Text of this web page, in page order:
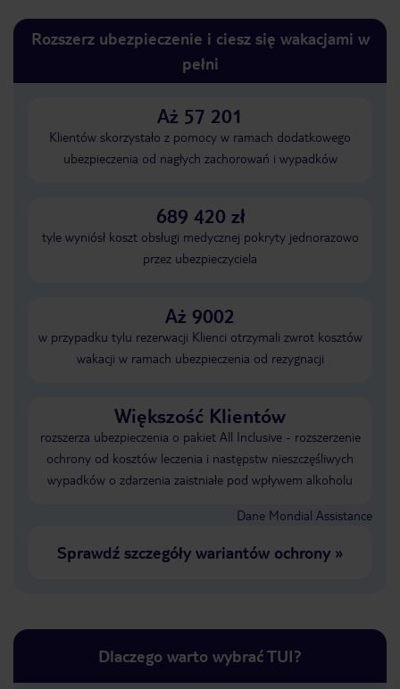
Rozszerz ubezpieczenie i ciesz się wakacjami w
pełni
Aż 57 201
Klientów skorzystało z pomocy w ramach dodatkowego
ubezpieczenia od nagłych zachorowań i wypadków
689 420 zł
tyle wyniósł koszt obsługi medycznej pokryty jednorazowo
przez ubezpieczyciela
Aż 9002
w przypadku tylu rezerwacji Klienci otrzymali zwrot kosztów
wakacji w ramach ubezpieczenia od rezygnacji
Większość Klientów
rozszerza ubezpieczenia o pakiet All Inclusive - rozszerzenie
ochrony od kosztów leczenia i następstw nieszczęśliwych
wypadków o zdarzenia zaistniałe pod wpływem alkoholu
Dane Mondial Assistance
Sprawdź szczegóły wariantów ochrony»
Dlaczego warto wybrać TUI?